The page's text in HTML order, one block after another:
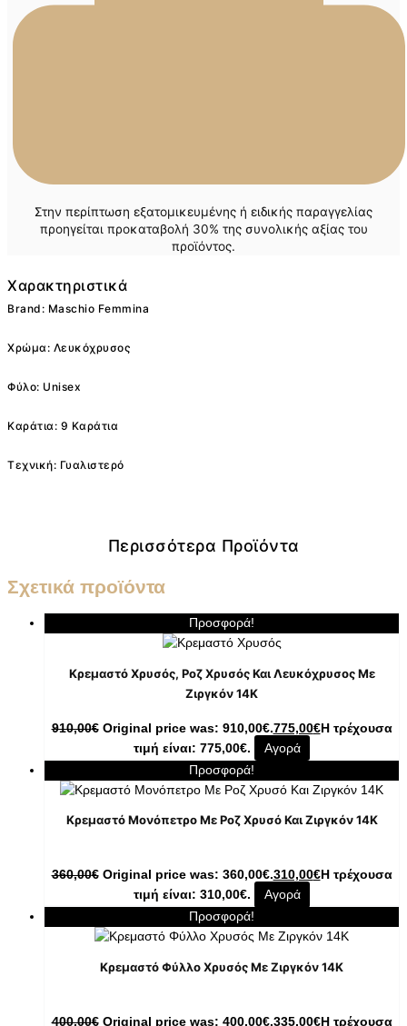
Στην περίπτωση εξατομικευμένης ή ειδικής παραγγελίας
προηγείται προκαταβολή 30% της συνολικής αξίας του
προϊόντος.
Χαρακτηριστικά
Brand: Maschio Femmina
Χρώμα: Λευκόχρυσος
Φύλο: Unisex
Καράτια: 9 Καράτια
Τεχνική: Γυαλιστερό
Περισσότερα Προϊόντα
Σχετικά προϊόντα
Προσφορά!
Κρεμαστό Χρυσός, Ροζ Χρυσός Και Λευκόχρυσος Με
Ζιργκόν 14K
910,00€ Original price was: 910,00€.775,00€Η τρέχουσα
τιμή είναι: 775,00€.
Αγορά
Προσφορά!
Κρεμαστό Μονόπετρο Με Ροζ Χρυσό Και Ζιργκόν 14K
360,00€ Original price was: 360,00€.310,00€Η τρέχουσα
τιμή είναι: 310,00€.
Αγορά
Προσφορά!
Κρεμαστό Φύλλο Χρυσός Με Ζιργκόν 14K
400,00€ Original price was: 400,00€.335,00€Η τρέχουσα